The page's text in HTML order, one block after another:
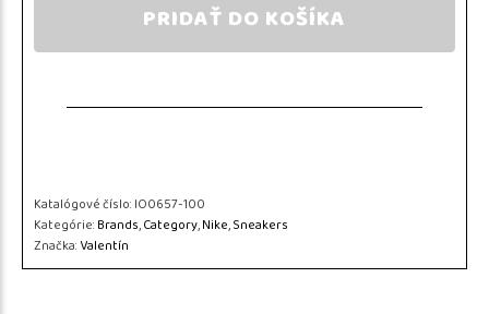
PRIDAŤ DO KOŠÍKA
Katalógové číslo:IO0657-100
Kategórie:Brands,Category,Nike,Sneakers
Značka:Valentín